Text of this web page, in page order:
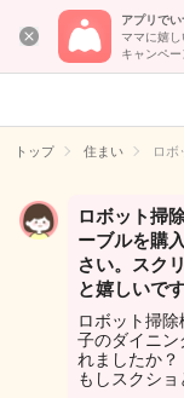
アプリでい
ママに嬉
キャンペー
トップ 住まい ロボ
ロボット掃
ーブルを購
さい。スク
と嬉しいです
ロボット掃
子のダイニン
れましたか？
もしスクショ